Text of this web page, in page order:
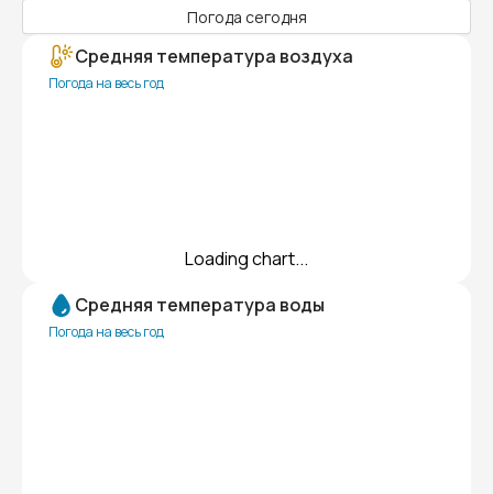
Погода сегодня
Средняя температура воздуха
Погода на весь год
Loading chart...
Средняя температура воды
Погода на весь год